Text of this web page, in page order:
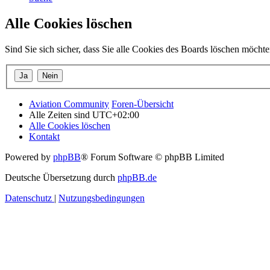
Alle Cookies löschen
Sind Sie sich sicher, dass Sie alle Cookies des Boards löschen
Aviation Community Foren-Übersicht
Alle Zeiten sind UTC+02:00
Alle Cookies löschen
Kontakt
Powered by phpBB® Forum Software © phpBB Limited
Deutsche Übersetzung durch phpBB.de
Datenschutz | Nutzungsbedingungen